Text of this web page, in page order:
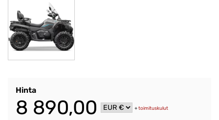
Hinta
8 890,00 +toimituskulut